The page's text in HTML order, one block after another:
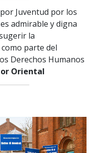
Juventud por los
admirable y digna
la
parte del
Derechos Humanos
Oriental